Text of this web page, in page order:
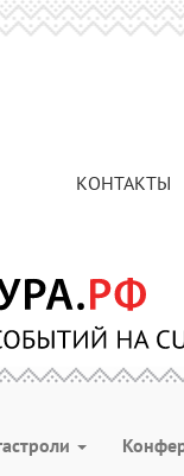
КОНТАКТЫ